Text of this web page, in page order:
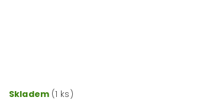
Skladem (1 ks)